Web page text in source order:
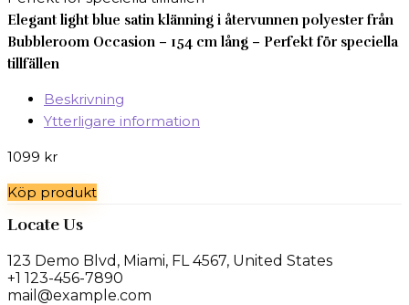
Elegant light blue satin klänning i återvunnen polyester från
Bubbleroom Occasion – 154 cm lång – Perfekt för speciella
tillfällen
Beskrivning
Ytterligare information
1099 kr
Köp produkt
Locate Us
123 Demo Blvd, Miami, FL 4567, United States
+1 123-456-7890
mail@example.com